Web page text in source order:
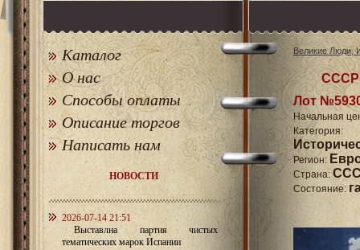
Каталог
О нас
Способы оплаты
Описание торгов
Написать нам
НОВОСТИ
2026-07-14 21:51
Выставлна партия чистых
тематических марок Испании
Великие Люди,
СССР
Лот
Начальная
Регион:
Страна:
Состояние: